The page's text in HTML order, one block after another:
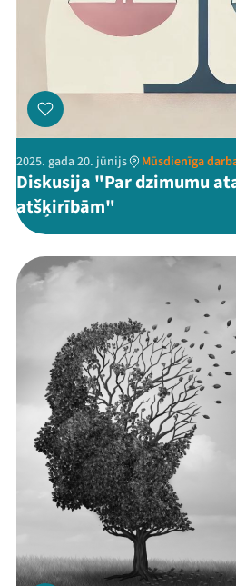
ThreadsFacebookYoutube
X
2025. gada 20. jūnijs Mūsdienīga
Diskusija "Par dzimumu
atšķirībām"